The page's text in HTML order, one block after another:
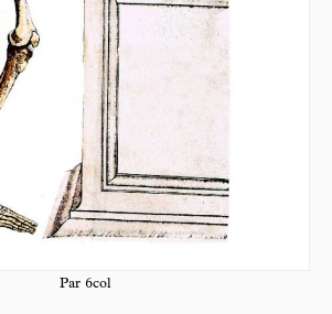
Par 6col